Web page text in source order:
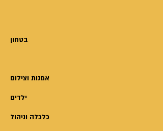
בטחון
אמנות וצילום
ילדים
כלכלה וניהול